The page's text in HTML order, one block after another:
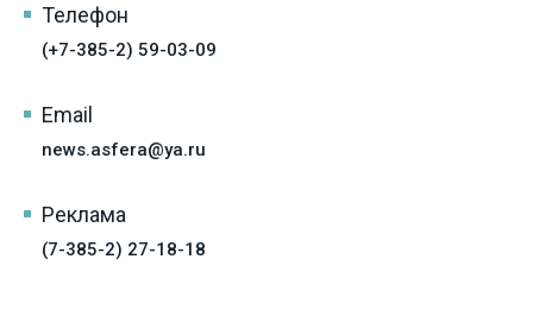
Телефон
(+7-385-2) 59-03-09
Email
news.asfera@ya.ru
Реклама
(7-385-2) 27-18-18